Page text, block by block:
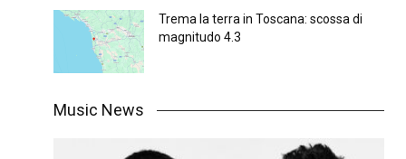
Trema la terra in Toscana: scossa di
magnitudo 4.3
Music News